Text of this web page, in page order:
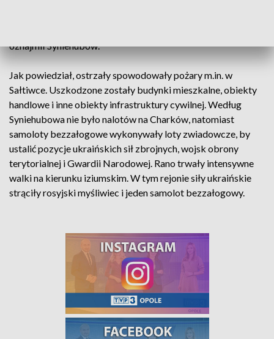
oznajmił Syniehubow.
Jak powiedział, ostrzały spowodowały pożary m.in. w
Sałtiwce. Uszkodzone zostały budynki mieszkalne, obiekty
handlowe i inne obiekty infrastruktury cywilnej. Według
Syniehubowa nie było nalotów na Charków, natomiast
samoloty bezzałogowe wykonywały loty zwiadowcze, by
ustalić pozycje ukraińskich sił zbrojnych, wojsk obrony
terytorialnej i Gwardii Narodowej. Rano trwały intensywne
walki na kierunku iziumskim. W tym rejonie siły ukraińskie
strąciły rosyjski myśliwiec i jeden samolot bezzałogowy.